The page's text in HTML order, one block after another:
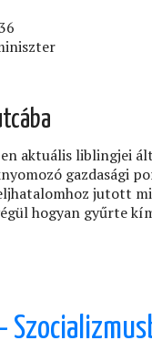
aktuális liblingjei
gazdasági
jutott
hogyan gyűrte